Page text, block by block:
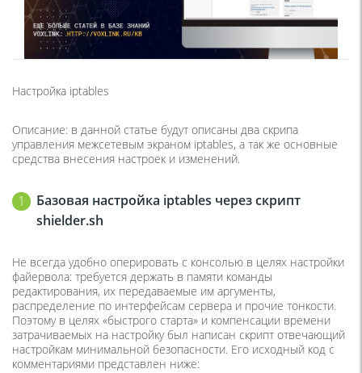
Настройка iptables
Описание: в данной статье будут описаны два скрипа
управления межсетевым экраном iptables, а так же основные
средства внесения настроек и изменений.
Базовая настройка iptables через скрипт
shielder.sh
Не всегда удобно оперировать с консолью в целях настройки
файервола: требуется держать в памяти команды
редактирования, их передаваемые им аргументы,
распределение по интерфейсам сервера и прочие тонкости.
Поэтому в целях «быстрого старта» и компенсации времени
затрачиваемых на настройку был написан скрипт отвечающий
настройкам минимальной безопасности. Его исходный код с
комментариями представлен ниже: